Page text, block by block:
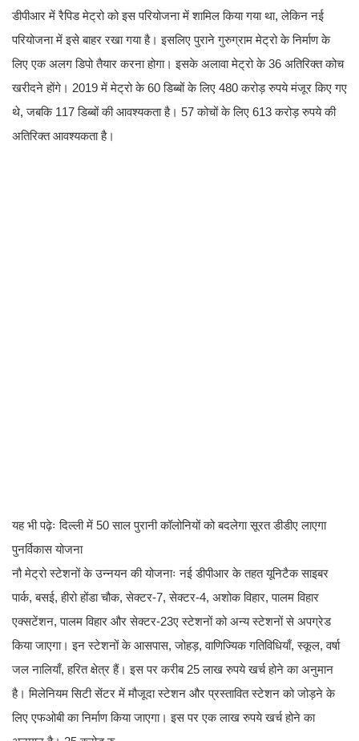
डीपीआर में रैपिड मेट्रो को इस परियोजना में शामिल किया गया था, लेकिन नई
परियोजना में इसे बाहर रखा गया है। इसलिए पुराने गुरुग्राम मेट्रो के निर्माण के
लिए एक अलग डिपो तैयार करना होगा। इसके अलावा मेट्रो के 36 अतिरिक्त कोच
खरीदने होंगे। 2019 में मेट्रो के 60 डिब्बों के लिए 480 करोड़ रुपये मंजूर किए गए
थे, जबकि 117 डिब्बों की आवश्यकता है। 57 कोचों के लिए 613 करोड़ रुपये की
अतिरिक्त आवश्यकता है।
यह भी पढ़ेः दिल्ली में 50 साल पुरानी कॉलोनियों को बदलेगा सूरत डीडीए लाएगा
पुनर्विकास योजना
नौ मेट्रो स्टेशनों के उन्नयन की योजनाः नई डीपीआर के तहत यूनिटैक साइबर
पार्क, बसई, हीरो होंडा चौक, सेक्टर-7, सेक्टर-4, अशोक विहार, पालम विहार
एक्सटेंशन, पालम विहार और सेक्टर-23ए स्टेशनों को अन्य स्टेशनों से अपग्रेड
किया जाएगा। इन स्टेशनों के आसपास, जोहड़, वाणिज्यिक गतिविधियाँ, स्कूल, वर्षा
जल नालियाँ, हरित क्षेत्र हैं। इस पर करीब 25 लाख रुपये खर्च होने का अनुमान
है। मिलेनियम सिटी सेंटर में मौजूदा स्टेशन और प्रस्तावित स्टेशन को जोड़ने के
लिए एफओबी का निर्माण किया जाएगा। इस पर एक लाख रुपये खर्च होने का